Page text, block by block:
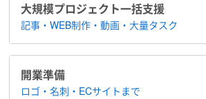
大規模プロジェクト​一括支援
記事・WEB制作・動画・大量タスク
開業準備
ロゴ・名刺・ECサイトまで